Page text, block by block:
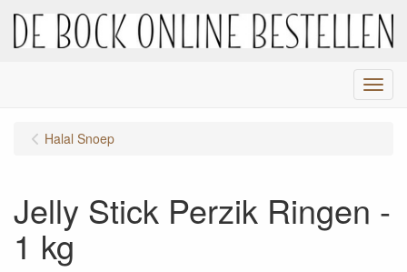
Menu
Halal Snoep
Jelly Stick Perzik Ringen -
1 kg